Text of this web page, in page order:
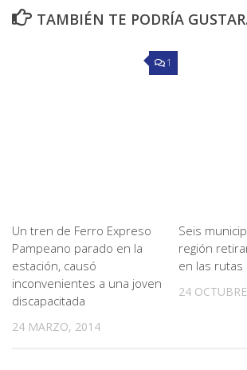
TAMBIÉN TE PODRÍA
1
Un tren de Ferro Expreso
Pampeano parado en la
estación, causó
inconvenientes a una joven
discapacitada
24 MARZO, 2014
Seis
región
en las
24